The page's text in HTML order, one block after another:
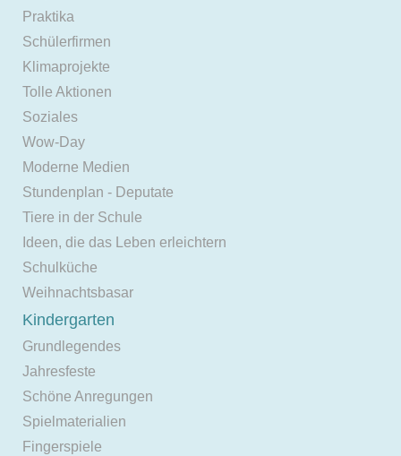
Praktika
Schülerfirmen
Klimaprojekte
Tolle Aktionen
Soziales
Wow-Day
Moderne Medien
Stundenplan - Deputate
Tiere in der Schule
Ideen, die das Leben erleichtern
Schulküche
Weihnachtsbasar
Kindergarten
Grundlegendes
Jahresfeste
Schöne Anregungen
Spielmaterialien
Fingerspiele